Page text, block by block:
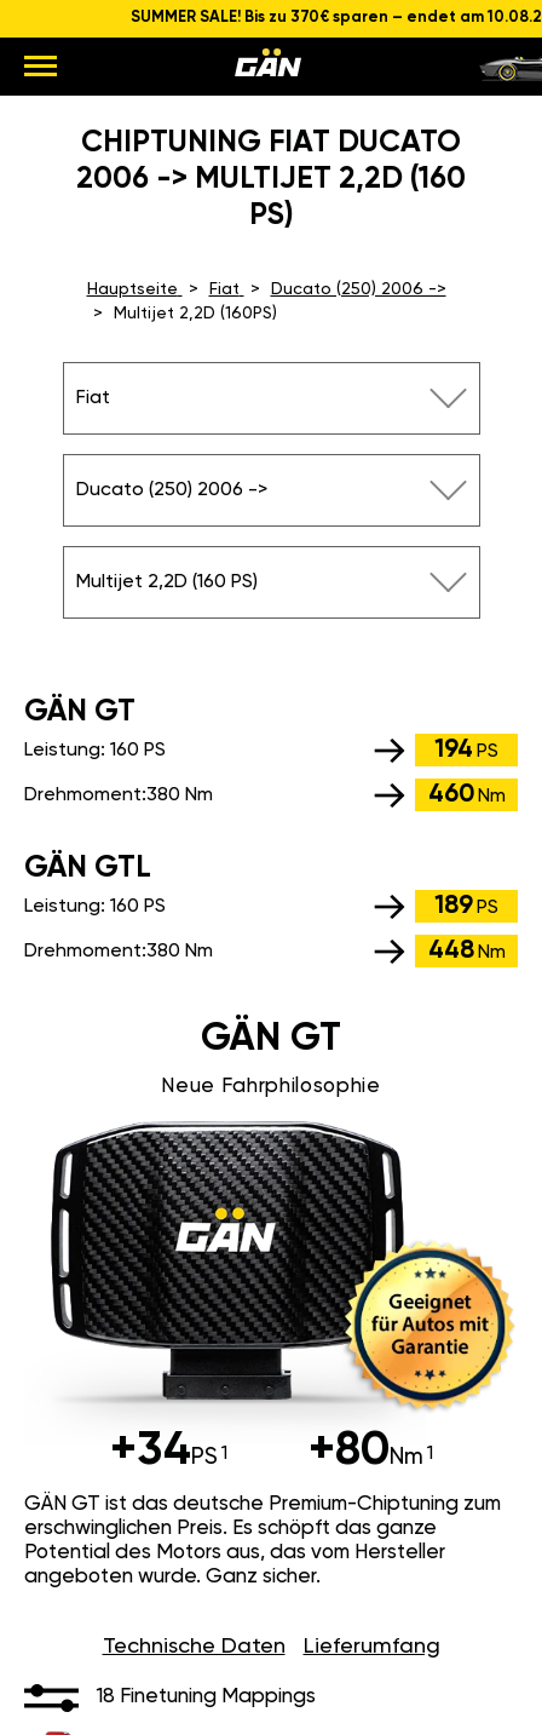
SUMMER SALE! Bis zu 370€ sparen – endet am
CHIPTUNING FIAT DUCATO
2006 -> MULTIJET 2,2D (160
PS)
Hauptseite Fiat
Ducato (250) 2006 ->
Multijet 2,2D (160PS)
Fiat
Ducato (250) 2006 ->
Multijet 2,2D (160 PS)
GÄN GT
Leistung: 160 PS 194 PS
Drehmoment:380 Nm 460 Nm
GÄN GTL
Leistung: 160 PS 189 PS
Drehmoment:380 Nm 448 Nm
GÄN GT
Neue Fahrphilosophie
+34PS +80Nm
GÄN GT ist das deutsche Premium-Chiptuning zum
erschwinglichen Preis. Es schöpft das ganze
Potential des Motors aus, das vom Hersteller
angeboten wurde. Ganz sicher.
Technische Daten Lieferumfang
18 Finetuning Mappings